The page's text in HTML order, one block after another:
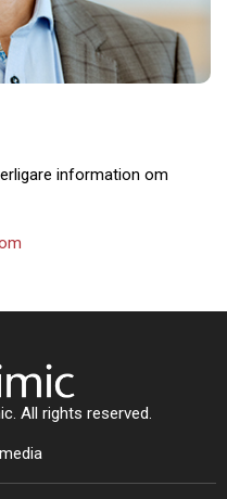
information om
All rights reserved.